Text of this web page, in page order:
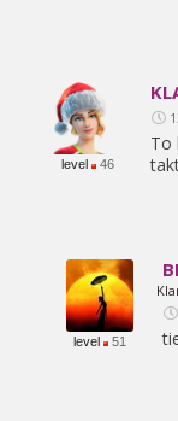
level 46
To
level 51